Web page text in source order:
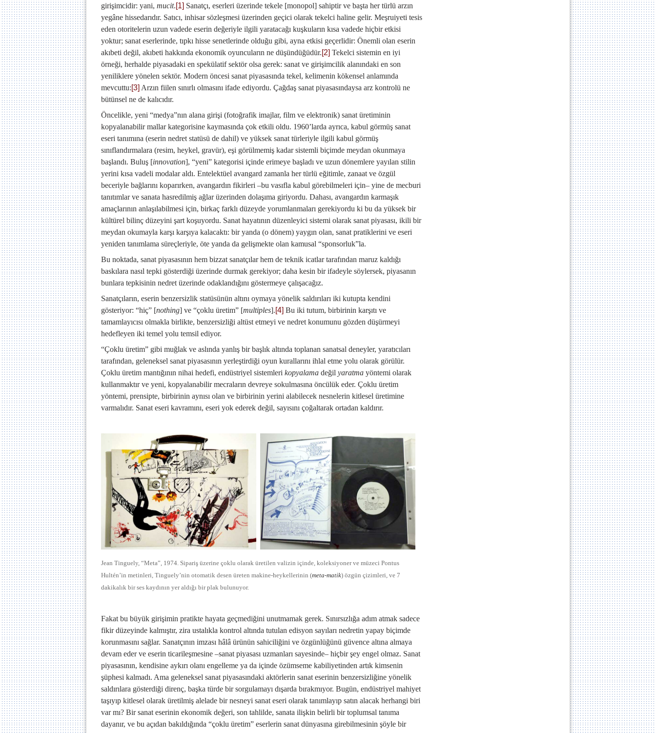
girişimcidir: yani, mucit.[1] Sanatçı, eserleri üzerinde tekele [monopol] sahiptir ve başta her türlü arzın
yegâne hissedarıdır. Satıcı, inhisar sözleşmesi üzerinden geçici olarak tekelci haline gelir. Meşruiyeti tesis
eden otoritelerin uzun vadede eserin değeriyle ilgili yaratacağı kuşkuların kısa vadede hiçbir etkisi
yoktur; sanat eserlerinde, tıpkı hisse senetlerinde olduğu gibi, ayna etkisi geçerlidir: Önemli olan eserin
akıbeti değil, akıbeti hakkında ekonomik oyuncuların ne düşündüğüdür.[2] Tekelci sistemin en iyi
örneği, herhalde piyasadaki en spekülatif sektör olsa gerek: sanat ve girişimcilik alanındaki en son
yeniliklere yönelen sektör. Modern öncesi sanat piyasasında tekel, kelimenin kökensel anlamında
mevcuttu:[3] Arzın fiilen sınırlı olmasını ifade ediyordu. Çağdaş sanat piyasasındaysa arz kontrolü ne
bütünsel ne de kalıcıdır.
Öncelikle, yeni “medya”nın alana girişi (fotoğrafik imajlar, film ve elektronik) sanat üretiminin
kopyalanabilir mallar kategorisine kaymasında çok etkili oldu. 1960’larda ayrıca, kabul görmüş sanat
eseri tanımına (eserin nedret statüsü de dahil) ve yüksek sanat türleriyle ilgili kabul görmüş
sınıflandırmalara (resim, heykel, gravür), eşi görülmemiş kadar sistemli biçimde meydan okunmaya
başlandı. Buluş [innovation], “yeni” kategorisi içinde erimeye başladı ve uzun dönemlere yayılan stilin
yerini kısa vadeli modalar aldı. Entelektüel avangard zamanla her türlü eğitimle, zanaat ve özgül
beceriyle bağlarını koparırken, avangardın fikirleri –bu vasıfla kabul görebilmeleri için– yine de mecburi
tanıtımlar ve sanata hasredilmiş ağlar üzerinden dolaşıma giriyordu. Dahası, avangardın karmaşık
amaçlarının anlaşılabilmesi için, birkaç farklı düzeyde yorumlanmaları gerekiyordu ki bu da yüksek bir
kültürel bilinç düzeyini şart koşuyordu. Sanat hayatının düzenleyici sistemi olarak sanat piyasası, ikili bir
meydan okumayla karşı karşıya kalacaktı: bir yanda (o dönem) yaygın olan, sanat pratiklerini ve eseri
yeniden tanımlama süreçleriyle, öte yanda da gelişmekte olan kamusal “sponsorluk”la.
Bu noktada, sanat piyasasının hem bizzat sanatçılar hem de teknik icatlar tarafından maruz kaldığı
baskılara nasıl tepki gösterdiği üzerinde durmak gerekiyor; daha kesin bir ifadeyle söylersek, piyasanın
bunlara tepkisinin nedret üzerinde odaklandığını göstermeye çalışacağız.
Sanatçıların, eserin benzersizlik statüsünün altını oymaya yönelik saldırıları iki kutupta kendini
gösteriyor: “hiç” [nothing] ve “çoklu üretim” [multiples].[4] Bu iki tutum, birbirinin karşıtı ve
tamamlayıcısı olmakla birlikte, benzersizliği altüst etmeyi ve nedret konumunu gözden düşürmeyi
hedefleyen iki temel yolu temsil ediyor.
“Çoklu üretim” gibi muğlak ve aslında yanlış bir başlık altında toplanan sanatsal deneyler, yaratıcıları
tarafından, geleneksel sanat piyasasının yerleştirdiği oyun kurallarını ihlal etme yolu olarak görülür.
Çoklu üretim mantığının nihai hedefi, endüstriyel sistemleri kopyalama değil yaratma yöntemi olarak
kullanmaktır ve yeni, kopyalanabilir mecraların devreye sokulmasına öncülük eder. Çoklu üretim
yöntemi, prensipte, birbirinin aynısı olan ve birbirinin yerini alabilecek nesnelerin kitlesel üretimine
varmalıdır. Sanat eseri kavramını, eseri yok ederek değil, sayısını çoğaltarak ortadan kaldırır.
Jean Tinguely, “Meta”, 1974. Sipariş üzerine çoklu olarak üretilen valizin içinde, koleksiyoner ve müzeci Pontus
Hultén’in metinleri, Tinguely’nin otomatik desen üreten makine-heykellerinin (meta-matik) özgün çizimleri, ve 7
dakikalık bir ses kaydının yer aldığı bir plak bulunuyor.
Fakat bu büyük girişimin pratikte hayata geçmediğini unutmamak gerek. Sınırsızlığa adım atmak sadece
fikir düzeyinde kalmıştır, zira ustalıkla kontrol altında tutulan edisyon sayıları nedretin yapay biçimde
korunmasını sağlar. Sanatçının imzası hâlâ ürünün sahiciliğini ve özgünlüğünü güvence altına almaya
devam eder ve eserin ticarileşmesine –sanat piyasası uzmanları sayesinde– hiçbir şey engel olmaz. Sanat
piyasasının, kendisine aykırı olanı engelleme ya da içinde özümseme kabiliyetinden artık kimsenin
şüphesi kalmadı. Ama geleneksel sanat piyasasındaki aktörlerin sanat eserinin benzersizliğine yönelik
saldırılara gösterdiği direnç, başka türde bir sorgulamayı dışarda bırakmıyor. Bugün, endüstriyel mahiyet
taşıyıp kitlesel olarak üretilmiş alelade bir nesneyi sanat eseri olarak tanımlayıp satın alacak herhangi biri
var mı? Bir sanat eserinin ekonomik değeri, son tahlilde, sanata ilişkin belirli bir toplumsal tanıma
dayanır, ve bu açıdan bakıldığında “çoklu üretim” eserlerin sanat dünyasına girebilmesinin şöyle bir